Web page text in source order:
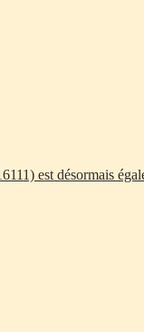
est désormais